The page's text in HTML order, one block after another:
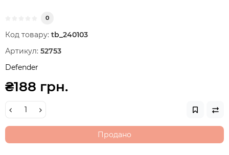
0
Код товару: tb_240103
Артикул: 52753
Defender
₴188 грн.
Продано